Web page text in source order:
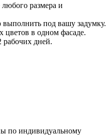
размера и
под вашу задумку.
цветов в одном фасаде.
рабочих дней.
по индивидуальному